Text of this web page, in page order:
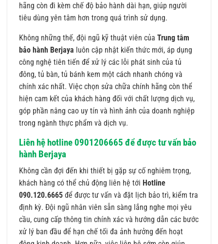
hãng còn đi kèm chế độ bảo hành dài hạn, giúp người
tiêu dùng yên tâm hơn trong quá trình sử dụng.
Không những thế, đội ngũ kỹ thuật viên của Trung tâm
bảo hành Berjaya luôn cập nhật kiến thức mới, áp dụng
công nghệ tiên tiến để xử lý các lỗi phát sinh của tủ
đông, tủ bàn, tủ bánh kem một cách nhanh chóng và
chính xác nhất. Việc chọn sửa chữa chính hãng còn thể
hiện cam kết của khách hàng đối với chất lượng dịch vụ,
góp phần nâng cao uy tín và hình ảnh của doanh nghiệp
trong ngành thực phẩm và dịch vụ.
Liên hệ hotline 0901206665 để được tư vấn bảo
hành Berjaya
Không cần đợi đến khi thiết bị gặp sự cố nghiêm trọng,
khách hàng có thể chủ động liên hệ tới Hotline
090.120.6665 để được tư vấn và đặt lịch bảo trì, kiểm tra
định kỳ. Đội ngũ nhân viên sẵn sàng lắng nghe mọi yêu
cầu, cung cấp thông tin chính xác và hướng dẫn các bước
xử lý ban đầu để hạn chế tối đa ảnh hưởng đến hoạt